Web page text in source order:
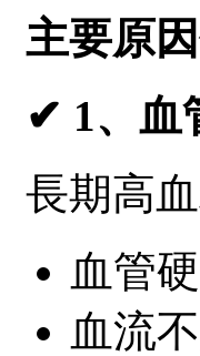
主要原
✔ 1、血
長期高
血管
血流